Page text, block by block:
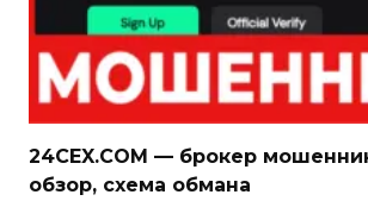
24CEX.COM — брокер
обзор, схема обмана